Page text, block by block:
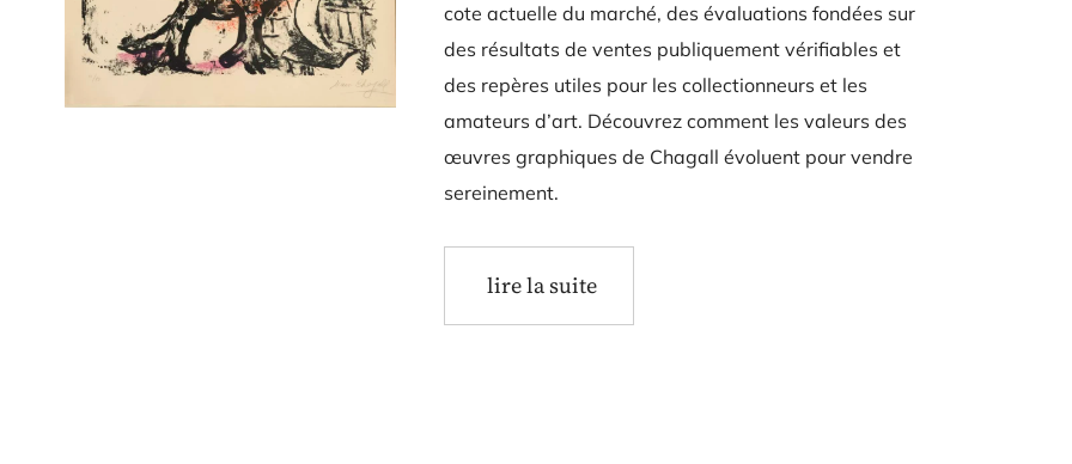
cote actuelle du marché, des évaluations fondées sur
des résultats de ventes publiquement vérifiables et
des repères utiles pour les collectionneurs et les
amateurs d’art. Découvrez comment les valeurs des
œuvres graphiques de Chagall évoluent pour vendre
sereinement.
lire la suite